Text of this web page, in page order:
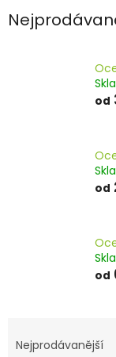
od
od
od
aNejprodávanější